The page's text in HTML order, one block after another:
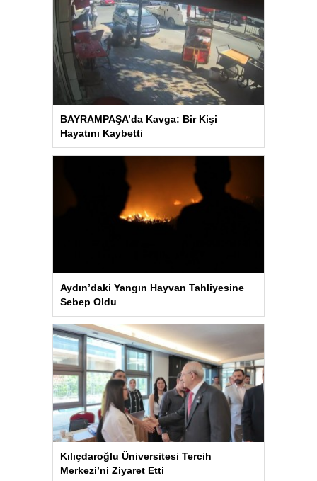
BAYRAMPAŞA’da Kavga: Bir Kişi
Hayatını Kaybetti
Aydın’daki Yangın Hayvan Tahliyesine
Sebep Oldu
Kılıçdaroğlu Üniversitesi Tercih
Merkezi’ni Ziyaret Etti